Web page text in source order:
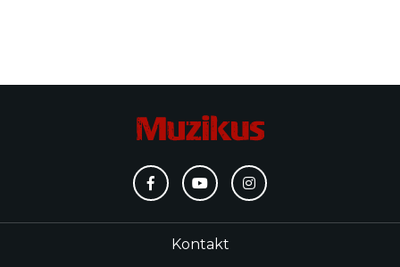
Kontakt